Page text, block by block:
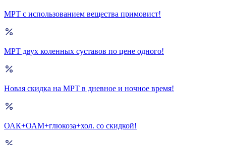
МРТ с использованием вещества примовист!
МРТ двух коленных суставов по цене одного!
Новая скидка на МРТ в дневное и ночное время!
ОАК+ОАМ+глюкоза+хол. со скидкой!